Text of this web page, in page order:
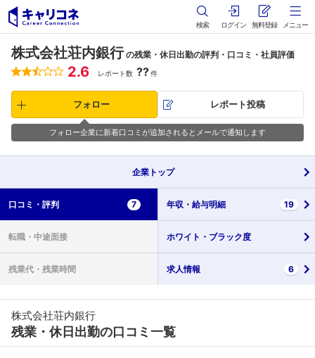
検索 ログイン 無料登録 メニュー
株式会社荘内銀行 の残業・休日出勤の評判・口コミ・社員評価
2.6 レポート数 ??件
フォロー レポート投稿
フォロー企業に新着口コミが追加されるとメールで通知します
企業 トップ
口コミ・ 評判 7 年収・ 給与明細 19
転職・ 中途面接 ホワイト・ ブラック度
残業代・ 残業時間 求人情報 6
株式会社荘内銀行
残業・休日出勤の口コミ一覧